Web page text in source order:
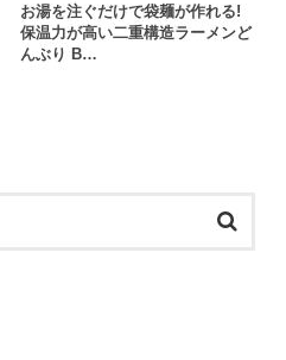
お湯を注ぐだけで袋麺が作れる!
保温力が高い二重構造ラーメンど
んぶり B…